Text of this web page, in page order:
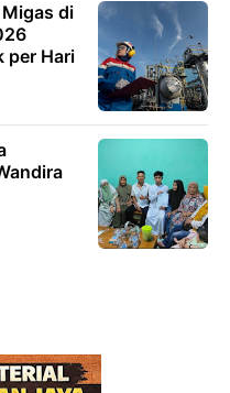
di
per Hari